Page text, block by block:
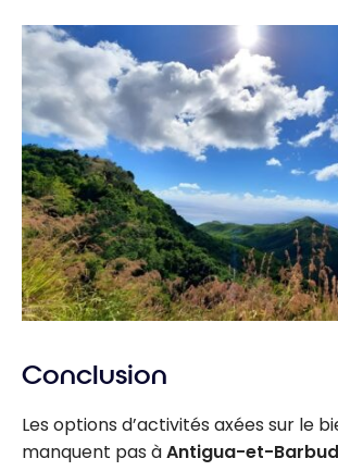
Conclusion
Les options d’activités axées sur le
manquent pas àAntigua-et-